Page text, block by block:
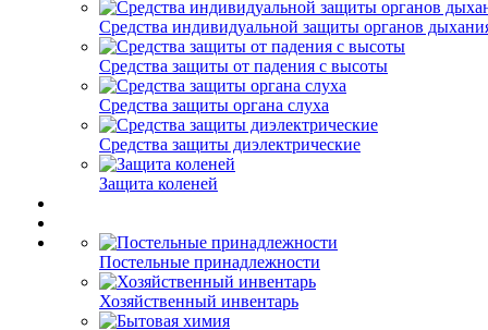
Средства индивидуальной защиты органов
Средства защиты от падения с высоты
Средства защиты органа слуха
Средства защиты диэлектрические
Защита коленей
Постельные принадлежности
Хозяйственный инвентарь